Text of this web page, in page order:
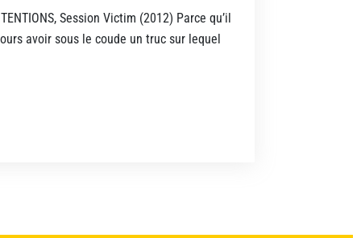
Session Victim (2012) Parce qu’il
avoir sous le coude un truc sur lequel